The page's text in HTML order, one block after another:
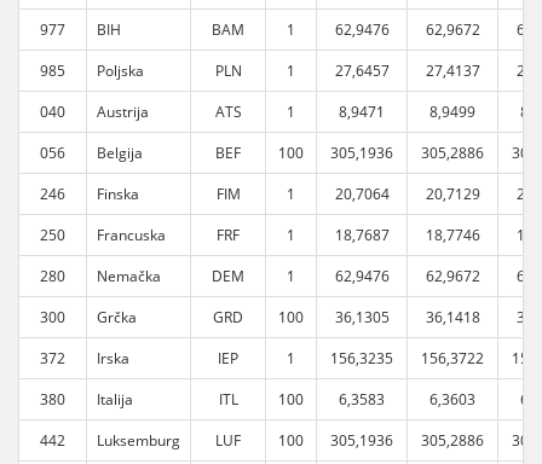
977
BIH BAM 1 62,9476 62,9672
985
Poljska PLN 1 27,6457 27,4137
040
Austrija ATS 1 8,9471 8,9499
056
Belgija BEF 100 305,1936 305,2886
246
Finska FIM 1 20,7064 20,7129
250
Francuska FRF 1 18,7687 18,7746
280
Nemačka DEM 1 62,9476 62,9672
300
Grčka GRD 100 36,1305 36,1418
372
Irska IEP 1 156,3235 156,3722
380
Italija ITL 100 6,3583 6,3603
442
Luksemburg LUF 100 305,1936 305,2886